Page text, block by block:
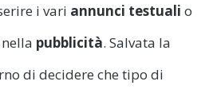
i vari annunci testuali o
pubblicità. Salvata la
di decidere che tipo di